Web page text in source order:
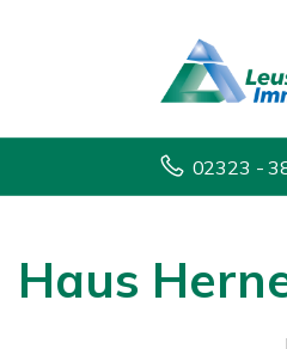
02323 -
Haus